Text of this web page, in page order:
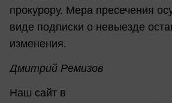
прокурору. Мера пресечения
виде подписки о невыезде
изменения.
Дмитрий Ремизов
Наш сайт в